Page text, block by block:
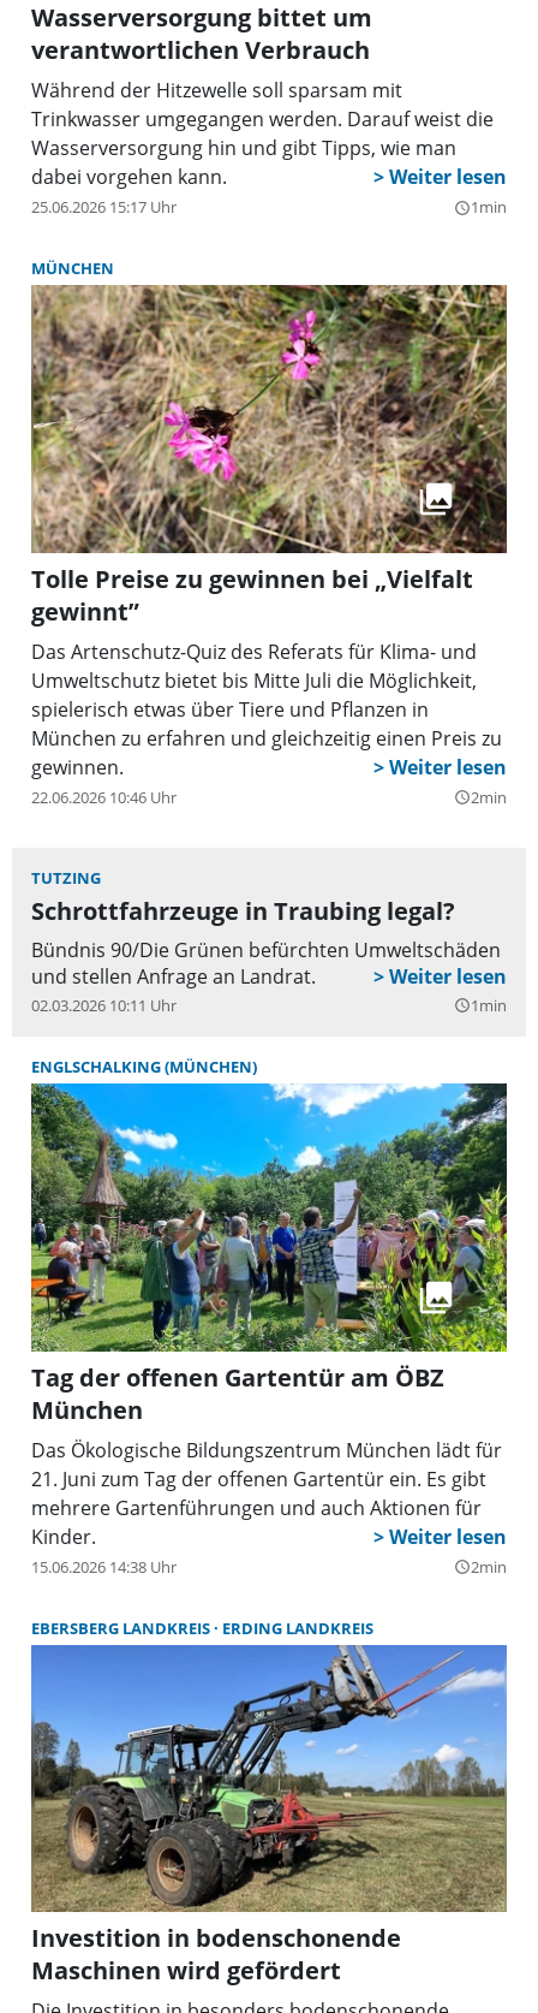
Wasserversorgung bittet um
verantwortlichen Verbrauch
Während der Hitzewelle soll sparsam mit
Trinkwasser umgegangen werden. Darauf weist die
Wasserversorgung hin und gibt Tipps, wie man
dabei vorgehen kann.
25.06.2026 15:17 Uhr query_builder1min
MÜNCHEN
Tolle Preise zu gewinnen bei „Vielfalt
gewinnt”
Das Artenschutz-Quiz des Referats für Klima- und
Umweltschutz bietet bis Mitte Juli die Möglichkeit,
spielerisch etwas über Tiere und Pflanzen in
München zu erfahren und gleichzeitig einen Preis zu
gewinnen.
22.06.2026 10:46 Uhr query_builder2min
TUTZING
Schrottfahrzeuge in Traubing legal?
Bündnis 90/Die Grünen befürchten Umweltschäden
und stellen Anfrage an Landrat.
02.03.2026 10:11 Uhr query_builder1min
ENGLSCHALKING (MÜNCHEN)
Tag der offenen Gartentür am ÖBZ
München
Das Ökologische Bildungszentrum München lädt für
21. Juni zum Tag der offenen Gartentür ein. Es gibt
mehrere Gartenführungen und auch Aktionen für
Kinder.
15.06.2026 14:38 Uhr query_builder2min
EBERSBERG LANDKREIS ERDING LANDKREIS
Investition in bodenschonende
Maschinen wird gefördert